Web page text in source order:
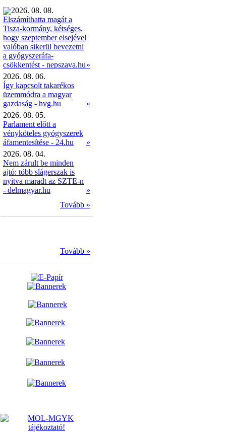
2026. 08. 08.
Elszámíthatta magát a
Tisza-kormány, kétséges,
hogy szeptember elsejével
valóban sikerül bevezetni
a gyógyszeráfa-
csökkentést - nepszava.hu»
2026. 08. 06.
Így kapcsolt takarékos
üzemmódra a magyar
gazdaság - hvg.hu
»
2026. 08. 05.
Parlament előtt a
vényköteles gyógyszerek
áfamentesítése - 24.hu
»
2026. 08. 04.
Nem zárult be minden
ajtó: több slágerszak is
nyitva maradt az SZTE-n
- delmagyar.hu
»
Tovább »
Tovább »